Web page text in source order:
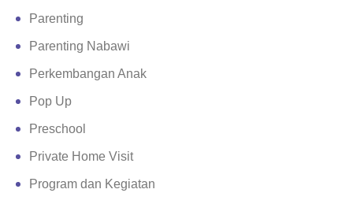
Parenting
Parenting Nabawi
Perkembangan Anak
Pop Up
Preschool
Private Home Visit
Program dan Kegiatan